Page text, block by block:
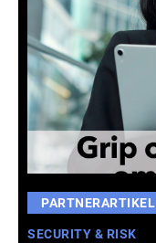
PARTNERARTIKEL
SECURITY & RISK